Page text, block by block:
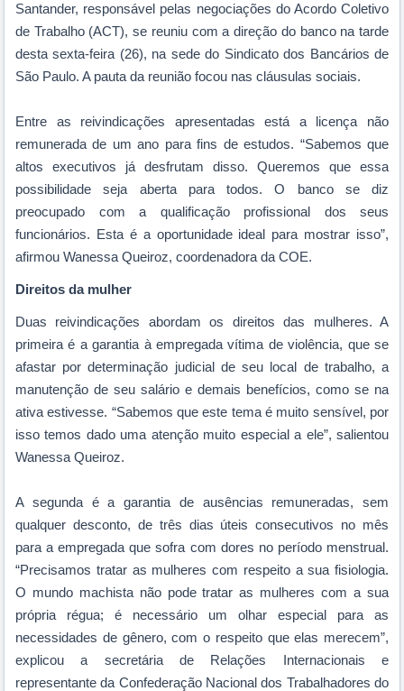
Santander, responsável pelas negociações do Acordo Coletivo
de Trabalho (ACT), se reuniu com a direção do banco na tarde
desta sexta-feira (26), na sede do Sindicato dos Bancários de
São Paulo. A pauta da reunião focou nas cláusulas sociais.
Entre as reivindicações apresentadas está a licença não
remunerada de um ano para fins de estudos. “Sabemos que
altos executivos já desfrutam disso. Queremos que essa
possibilidade seja aberta para todos. O banco se diz
preocupado com a qualificação profissional dos seus
funcionários. Esta é a oportunidade ideal para mostrar isso”,
afirmou Wanessa Queiroz, coordenadora da COE.
Direitos da mulher
Duas reivindicações abordam os direitos das mulheres. A
primeira é a garantia à empregada vítima de violência, que se
afastar por determinação judicial de seu local de trabalho, a
manutenção de seu salário e demais benefícios, como se na
ativa estivesse. “Sabemos que este tema é muito sensível, por
isso temos dado uma atenção muito especial a ele”, salientou
Wanessa Queiroz.
A segunda é a garantia de ausências remuneradas, sem
qualquer desconto, de três dias úteis consecutivos no mês
para a empregada que sofra com dores no período menstrual.
“Precisamos tratar as mulheres com respeito a sua fisiologia.
O mundo machista não pode tratar as mulheres com a sua
própria régua; é necessário um olhar especial para as
necessidades de gênero, com o respeito que elas merecem”,
explicoua secretária de Relações Internacionais e
representante da Confederação Nacional dos Trabalhadores do